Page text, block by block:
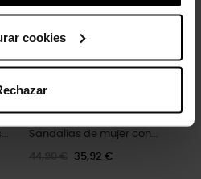
cookies
Sandalias de mujer con...
44,90 € 35,92 €